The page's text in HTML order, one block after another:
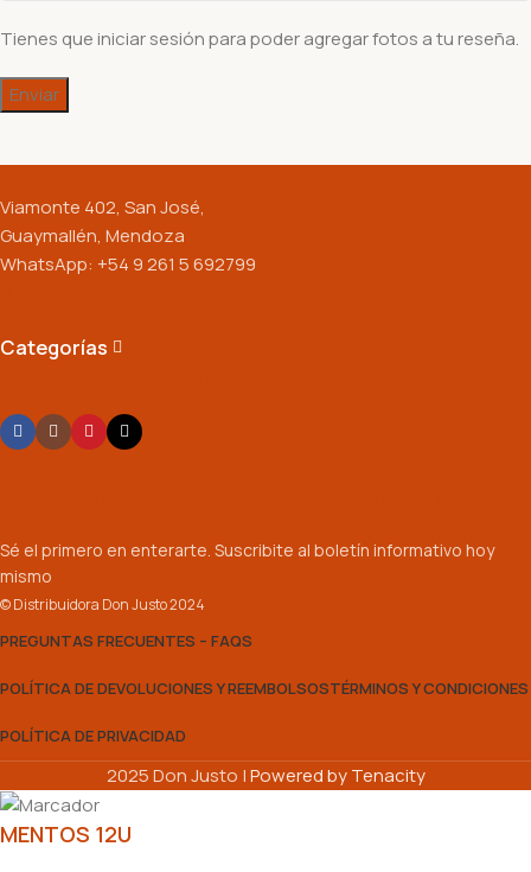
Tienes que iniciar sesión para poder agregar fotos a tu reseña.
Viamonte 402, San José,
Guaymallén, Mendoza
WhatsApp: +54 9 261 5 692799
Categorías
Sé el primero en enterarte. Suscribite al boletín informativo hoy
mismo
© Distribuidora Don Justo 2024
PREGUNTAS FRECUENTES – FAQS
POLÍTICA DE DEVOLUCIONES Y REEMBOLSOSTÉRMINOS Y CONDICIONES
POLÍTICA DE PRIVACIDAD
2025 Don Justo |Powered by Tenacity
MENTOS 12U